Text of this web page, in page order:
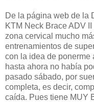
De la página web de la
KTM Neck Brace ADV
zona cervical mucho
entrenamientos de
con la idea de ponerme
hasta ahora no había
pasado sábado, por
completa, es decir,
caída. Pues tiene MUY